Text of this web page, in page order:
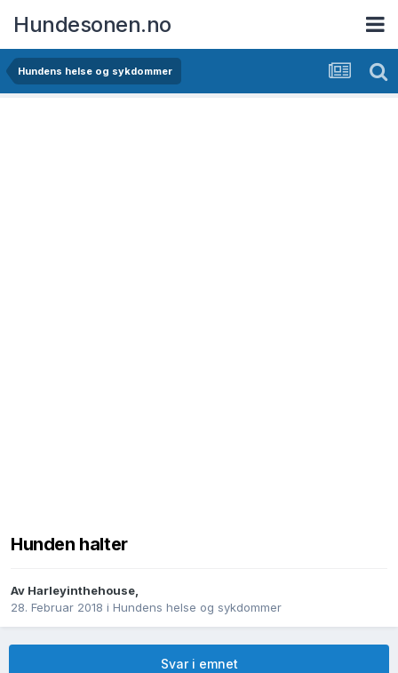
Hundesonen.no
Hundens helse og sykdommer
Hunden halter
Av Harleyinthehouse,
28. Februar 2018 i Hundens helse og sykdommer
Svar i emnet